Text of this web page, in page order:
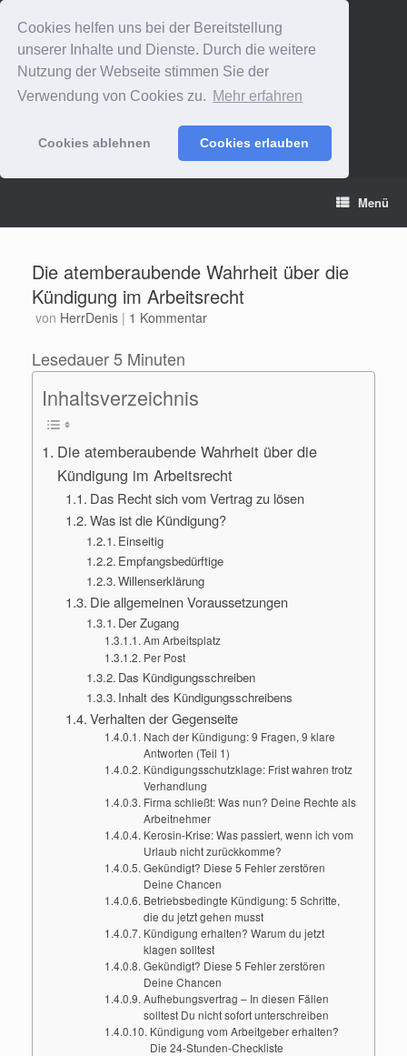
Cookies helfen uns bei der Bereitstellung
unserer Inhalte und Dienste. Durch die weitere
Nutzung der Webseite stimmen Sie der
Verwendung von Cookies zu. Mehr erfahren
Cookies ablehnen Cookies erlauben
Menü
Die atemberaubende Wahrheit über die
Kündigung im Arbeitsrecht
von HerrDenis | 1 Kommentar
Lesedauer5 Minuten
Inhaltsverzeichnis
Die atemberaubende Wahrheit über die
Kündigung im Arbeitsrecht
Das Recht sich vom Vertrag zu lösen
Was ist die Kündigung?
Einseitig
Empfangsbedürftige
Willenserklärung
Die allgemeinen Voraussetzungen
Der Zugang
Am Arbeitsplatz
Per Post
Das Kündigungsschreiben
Inhalt des Kündigungsschreibens
Verhalten der Gegenseite
Nach der Kündigung: 9 Fragen, 9 klare
Antworten (Teil 1)
Kündigungsschutzklage: Frist wahren trotz
Verhandlung
Firma schließt: Was nun? Deine Rechte als
Arbeitnehmer
Kerosin-Krise: Was passiert, wenn ich vom
Urlaub nicht zurückkomme?
Gekündigt? Diese 5 Fehler zerstören
Deine Chancen
Betriebsbedingte Kündigung: 5 Schritte,
die du jetzt gehen musst
Kündigung erhalten? Warum du jetzt
klagen solltest
Gekündigt? Diese 5 Fehler zerstören
Deine Chancen
Aufhebungsvertrag – In diesen Fällen
solltest Du nicht sofort unterschreiben
Kündigung vom Arbeitgeber erhalten?
Die 24-Stunden-Checkliste